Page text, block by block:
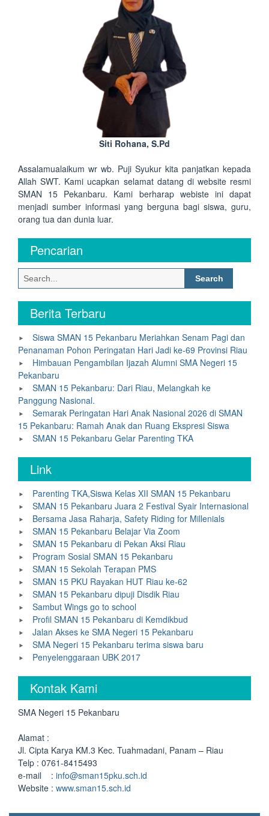
Siti Rohana, S.Pd
Assalamualaikum wr wb. Puji Syukur kita panjatkan kepada
Allah SWT. Kami ucapkan selamat datang di website resmi
SMAN 15 Pekanbaru. Kami berharap webiste ini dapat
menjadi sumber informasi yang berguna bagi siswa, guru,
orang tua dan dunia luar.
Pencarian
Search
for:
Berita Terbaru
Siswa SMAN 15 Pekanbaru Meriahkan Senam Pagi dan
Penanaman Pohon Peringatan Hari Jadi ke-69 Provinsi Riau
Himbauan Pengambilan Ijazah Alumni SMA Negeri 15
Pekanbaru
SMAN 15 Pekanbaru: Dari Riau, Melangkah ke
Panggung Nasional.
Semarak Peringatan Hari Anak Nasional 2026 di SMAN
15 Pekanbaru: Ramah Anak dan Ruang Ekspresi Siswa
SMAN 15 Pekanbaru Gelar Parenting TKA
Link
Parenting TKA,Siswa Kelas XII SMAN 15 Pekanbaru
SMAN 15 Pekanbaru Juara 2 Festival Syair Internasional
Bersama Jasa Raharja, Safety Riding for Millenials
SMAN 15 Pekanbaru Belajar Via Zoom
SMAN 15 Pekanbaru di Pekan Aksi Riau
Program Sosial SMAN 15 Pekanbaru
SMAN 15 Sekolah Terapan PMS
SMAN 15 PKU Rayakan HUT Riau ke-62
SMAN 15 Pekanbaru dipuji Disdik Riau
Sambut Wings go to school
Profil SMAN 15 Pekanbaru di Kemdikbud
Jalan Akses ke SMA Negeri 15 Pekanbaru
SMA Negeri 15 Pekanbaru terima siswa baru
Penyelenggaraan UBK 2017
Kontak Kami
SMA Negeri 15 Pekanbaru
Alamat :
Jl. Cipta Karya KM.3 Kec. Tuahmadani, Panam – Riau
Telp : 0761-8415493
e-mail : info@sman15pku.sch.id
Website : www.sman15.sch.id